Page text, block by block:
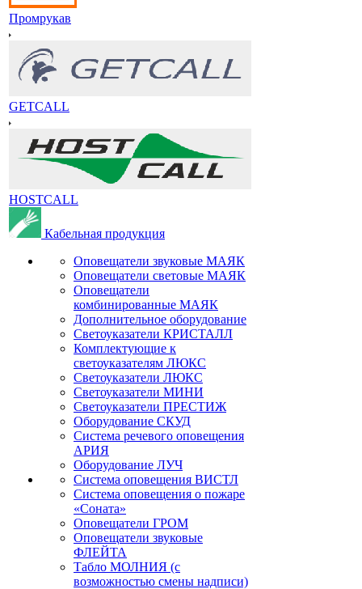
Промрукав
GETCALL
HOSTCALL
Кабельная продукция
Оповещатели звуковые МАЯК
Оповещатели световые МАЯК
Оповещатели
комбинированные МАЯК
Дополнительное оборудование
Светоуказатели КРИСТАЛЛ
Комплектующие к
светоуказателям ЛЮКС
Светоуказатели ЛЮКС
Светоуказатели МИНИ
Светоуказатели ПРЕСТИЖ
Оборудование СКУД
Система речевого оповещения
АРИЯ
Оборудование ЛУЧ
Система оповещения ВИСТЛ
Система оповещения о пожаре
«Соната»
Оповещатели ГРОМ
Оповещатели звуковые
ФЛЕЙТА
Табло МОЛНИЯ (с
возможностью смены надписи)